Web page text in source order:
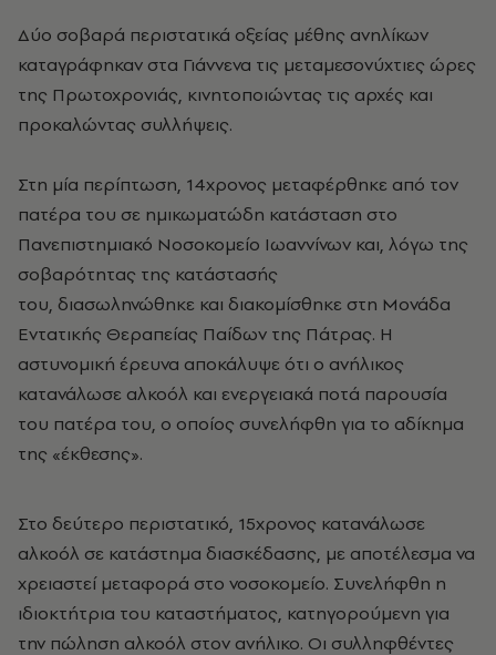
Δύο σοβαρά περιστατικά οξείας μέθης ανηλίκων
καταγράφηκαν στα Γιάννενα τις μεταμεσονύχτιες ώρες
της Πρωτοχρονιάς, κινητοποιώντας τις αρχές και
προκαλώντας συλλήψεις.
Στη μία περίπτωση, 14χρονος μεταφέρθηκε από τον
πατέρα του σε ημικωματώδη κατάσταση στο
Πανεπιστημιακό Νοσοκομείο Ιωαννίνων και, λόγω της
σοβαρότητας της κατάστασής
του, διασωληνώθηκε και διακομίσθηκε στη Μονάδα
Εντατικής Θεραπείας Παίδων της Πάτρας. Η
αστυνομική έρευνα αποκάλυψε ότι ο ανήλικος
κατανάλωσε αλκοόλ και ενεργειακά ποτά παρουσία
του πατέρα του, ο οποίος συνελήφθη για το αδίκημα
της «έκθεσης».
Στο δεύτερο περιστατικό, 15χρονος κατανάλωσε
αλκοόλ σε κατάστημα διασκέδασης, με αποτέλεσμα να
χρειαστεί μεταφορά στο νοσοκομείο. Συνελήφθη η
ιδιοκτήτρια του καταστήματος, κατηγορούμενη για
την πώληση αλκοόλ στον ανήλικο. Οι συλληφθέντες